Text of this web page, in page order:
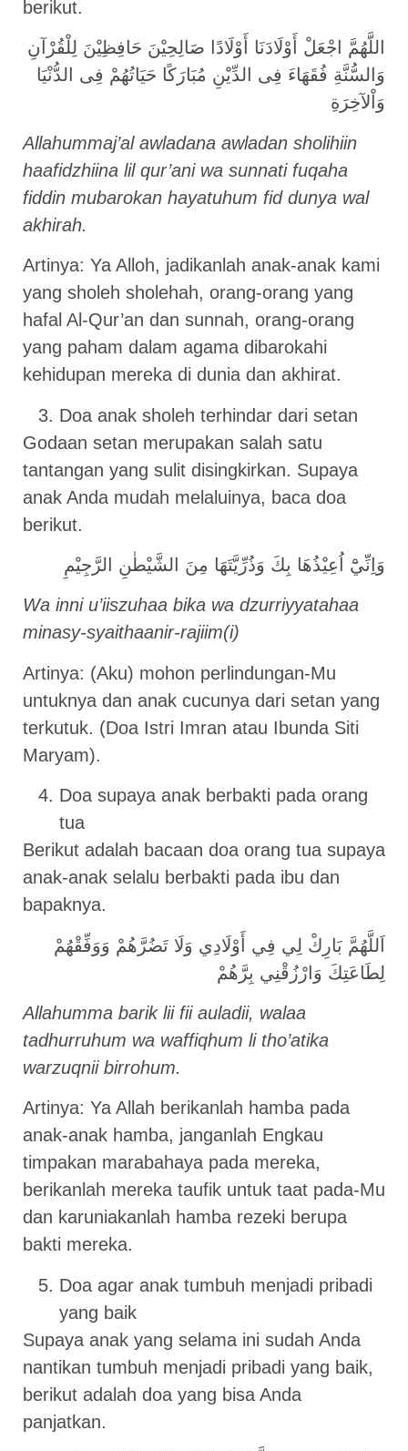
berikut.
اللَّهُمَّ اجْعَلْ أَوْلَادَنَا أَوْلَادًا صَالِحِيْنَ حَافِظِيْنَ لِلْقُرْآنِ
وَالسُّنَّةِ فُقَهَاءَ فِى الدِّيْنِ مُبَارَكًا حَيَاتُهُمْ فِى الدُّنْيَا
وَاْلآخِرَةِ
Allahummaj’al awladana awladan sholihiin
haafidzhiina lil qur’ani wa sunnati fuqaha
fiddin mubarokan hayatuhum fid dunya wal
akhirah.
Artinya: Ya Alloh, jadikanlah anak-anak kami
yang sholeh sholehah, orang-orang yang
hafal Al-Qur’an dan sunnah, orang-orang
yang paham dalam agama dibarokahi
kehidupan mereka di dunia dan akhirat.
Doa anak sholeh terhindar dari setan
Godaan setan merupakan salah satu
tantangan yang sulit disingkirkan. Supaya
anak Anda mudah melaluinya, baca doa
berikut.
وَاِنِّيْٓ اُعِيْذُهَا بِكَ وَذُرِّيَّتَهَا مِنَ الشَّيْطٰنِ الرَّجِيْمِ
Wa inni u’iiszuhaa bika wa dzurriyyatahaa
minasy-syaithaanir-rajiim(i)
Artinya: (Aku) mohon perlindungan-Mu
untuknya dan anak cucunya dari setan yang
terkutuk. (Doa Istri Imran atau Ibunda Siti
Maryam).
Doa supaya anak berbakti pada orang
tua
Berikut adalah bacaan doa orang tua supaya
anak-anak selalu berbakti pada ibu dan
bapaknya.
اَللَّهُمَّ بَارِكْ لِي فِي أَوْلَادِي وَلَا تَضُرَّهُمْ وَوَفِّقْهُمْ
لِطَاعَتِكَ وَارْزُقْنِي بِرَّهُمْ
Allahumma barik lii fii auladii, walaa
tadhurruhum wa waffiqhum li tho’atika
warzuqnii birrohum.
Artinya: Ya Allah berikanlah hamba pada
anak-anak hamba, janganlah Engkau
timpakan marabahaya pada mereka,
berikanlah mereka taufik untuk taat pada-Mu
dan karuniakanlah hamba rezeki berupa
bakti mereka.
Doa agar anak tumbuh menjadi pribadi
yang baik
Supaya anak yang selama ini sudah Anda
nantikan tumbuh menjadi pribadi yang baik,
berikut adalah doa yang bisa Anda
panjatkan.